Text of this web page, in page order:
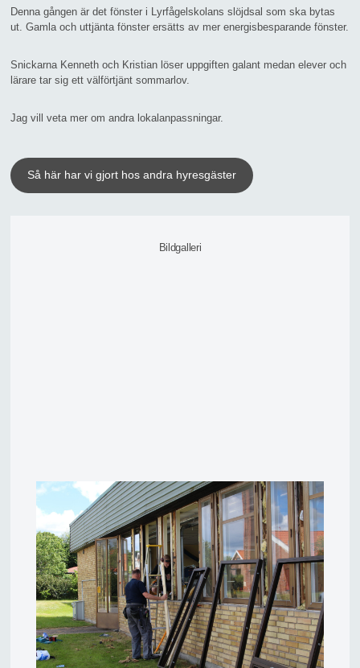
Denna gången är det fönster i Lyrfågelskolans slöjdsal som ska bytas
ut. Gamla och uttjänta fönster ersätts av mer energisbesparande fönster.
Snickarna Kenneth och Kristian löser uppgiften galant medan elever och
lärare tar sig ett välförtjänt sommarlov.
Jag vill veta mer om andra lokalanpassningar.
Så här har vi gjort hos andra hyresgäster
Bildgalleri